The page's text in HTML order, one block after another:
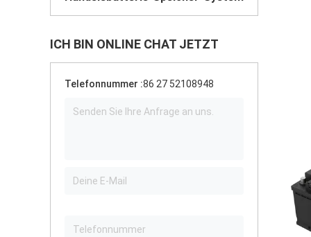
ICH BIN ONLINE CHAT JETZT
Telefonnummer :86 27 52108948